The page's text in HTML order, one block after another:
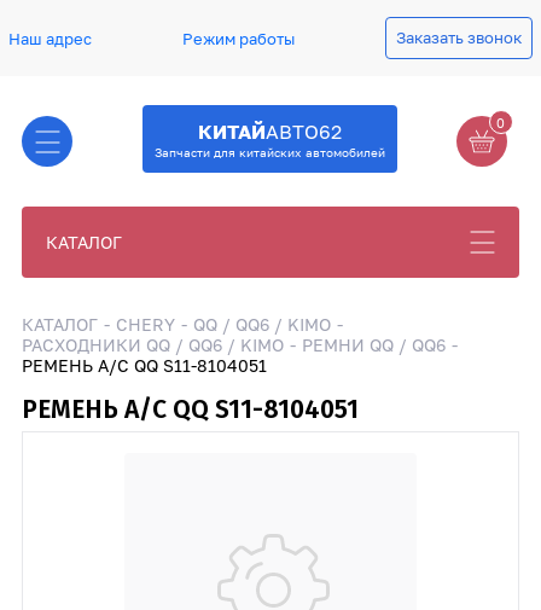
Наш адрес Режим работы Заказать звонок
КИТАЙАВТО62
Запчасти для китайских автомобилей
0
КАТАЛОГ
КАТАЛОГ CHERY
QQ / QQ6 / KIMO
РАСХОДНИКИ QQ / QQ6 / KIMO
РЕМНИ QQ / QQ6
РЕМЕНЬ А/С QQ S11-8104051
РЕМЕНЬ А/С QQ S11-8104051